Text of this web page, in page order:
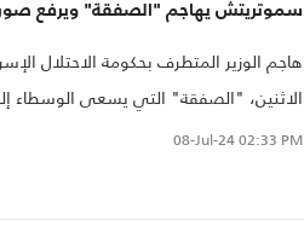
سموتريتش يهاجم "الصفقة" ويرفع
هاجم الوزير المتطرف بحكومة الاحتلال
الاثنين، "الصفقة" التي يسعى الوسطاء
قطاع غزة وعقد صفقة تبادل أسرى مع حركة
08-Jul-2402:33 PM